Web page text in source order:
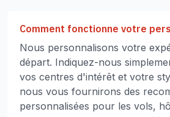
Comment fonctionne votre
Nous personnalisons votre
départ. Indiquez-nous
vos centres d'intérêt et votre
nous vous fournirons des
personnalisées pour les vols,